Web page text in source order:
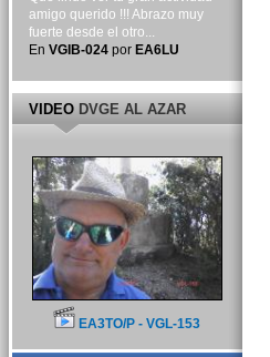
amigo querido !!! Abrazo muy
fuerte desde el otro...
En VGIB-024por EA6LU
VIDEODVGE AL AZAR
EA3TO/P - VGL-153